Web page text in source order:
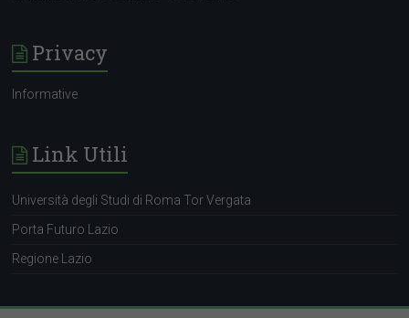
Privacy
Informative
Link Utili
Università degli Studi di Roma Tor Vergata
Porta Futuro Lazio
Regione Lazio